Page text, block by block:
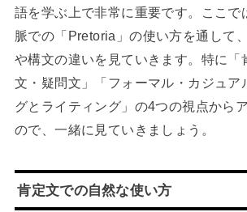
語を学ぶ上で非常に重要です。ここで
脈での「Pretoria」の使い方を通して
や構文の違いを見ていきます。特に「
文・疑問文」「フォーマル・カジュア
グとライティング」の4つの視点から
ので、一緒に見ていきましょう。
肯定文での自然な使い方